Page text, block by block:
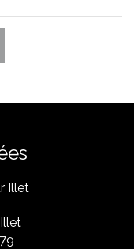
Illet